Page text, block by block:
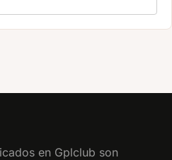
en Gplclub son